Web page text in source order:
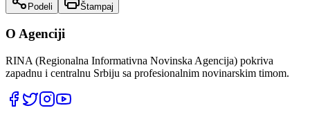
Podeli Štampaj
O Agenciji
RINA (Regionalna Informativna Novinska Agencija) pokriva
zapadnu i centralnu Srbiju sa profesionalnim novinarskim timom.